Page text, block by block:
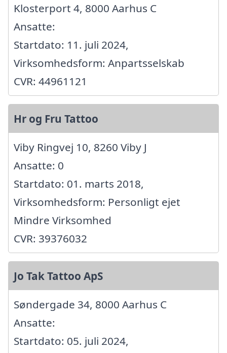
Klosterport 4, 8000 Aarhus C
Ansatte:
Startdato: 11. juli 2024,
Virksomhedsform: Anpartsselskab
CVR: 44961121
Hr og Fru Tattoo
Viby Ringvej 10, 8260 Viby J
Ansatte: 0
Startdato: 01. marts 2018,
Virksomhedsform: Personligt ejet
Mindre Virksomhed
CVR: 39376032
Jo Tak Tattoo ApS
Søndergade 34, 8000 Aarhus C
Ansatte:
Startdato: 05. juli 2024,